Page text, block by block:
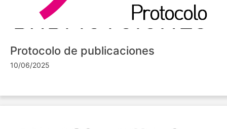
Protocolo de publicaciones
10/06/2025